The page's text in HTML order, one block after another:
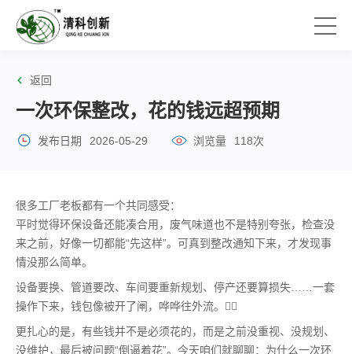
返回
一次环保整改，花的钱远超预期
发布日期 2026-05-29 浏览量 118次
很多工厂老板都有一个共同感受：
平时觉得环保设备还能凑合用，废气味道也不是特别夸张，检查没
来之前，好像一切都能“先这样”。可真到整改通知下来，才发现事
情没那么简单。
设备要换、管道要改、车间要重新规划、停产还要算损失……一套
操作下来，钱包像被开了闸，哗哗往外流。😵‍💫
更扎心的是，有些钱并不是必须花的，而是之前没重视、没规划、
没维护，最后被问题“倒逼着花”。今天咱们就聊聊：为什么一次环